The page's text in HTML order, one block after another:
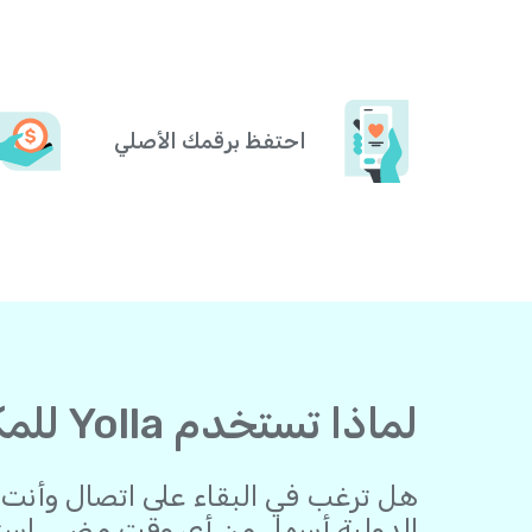
احتفظ برقمك الأصلي
لماذا تستخدم Yolla للمكالمات من غانا مكالمات إلى أفريقيا